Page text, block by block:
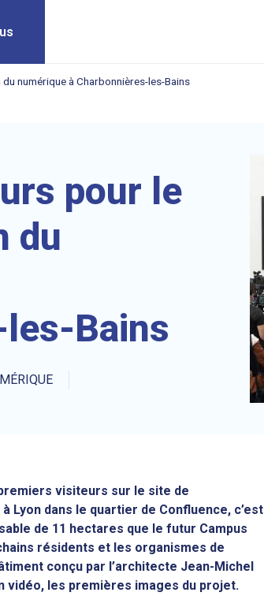
numérique à Charbonnières-les-Bains
pour le
du
Bains
visiteurs sur le site de
Lyon dans le quartier de Confluence, c’est
de 11 hectares que le futur Campus
résidents et les organismes de
conçu par l’architecte Jean-Michel
vidéo, les premières images du projet.